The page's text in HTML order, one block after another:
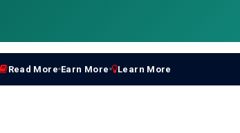
Read More Earn More Learn More